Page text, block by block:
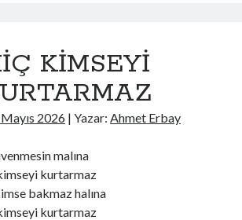
dario72
foodie22
Zoe72
dailyLinda1997
KİMSEYİ
2026 | Yazar: Ahmet Erbay
malına
kurtarmaz
bakmaz halına
kurtarmaz